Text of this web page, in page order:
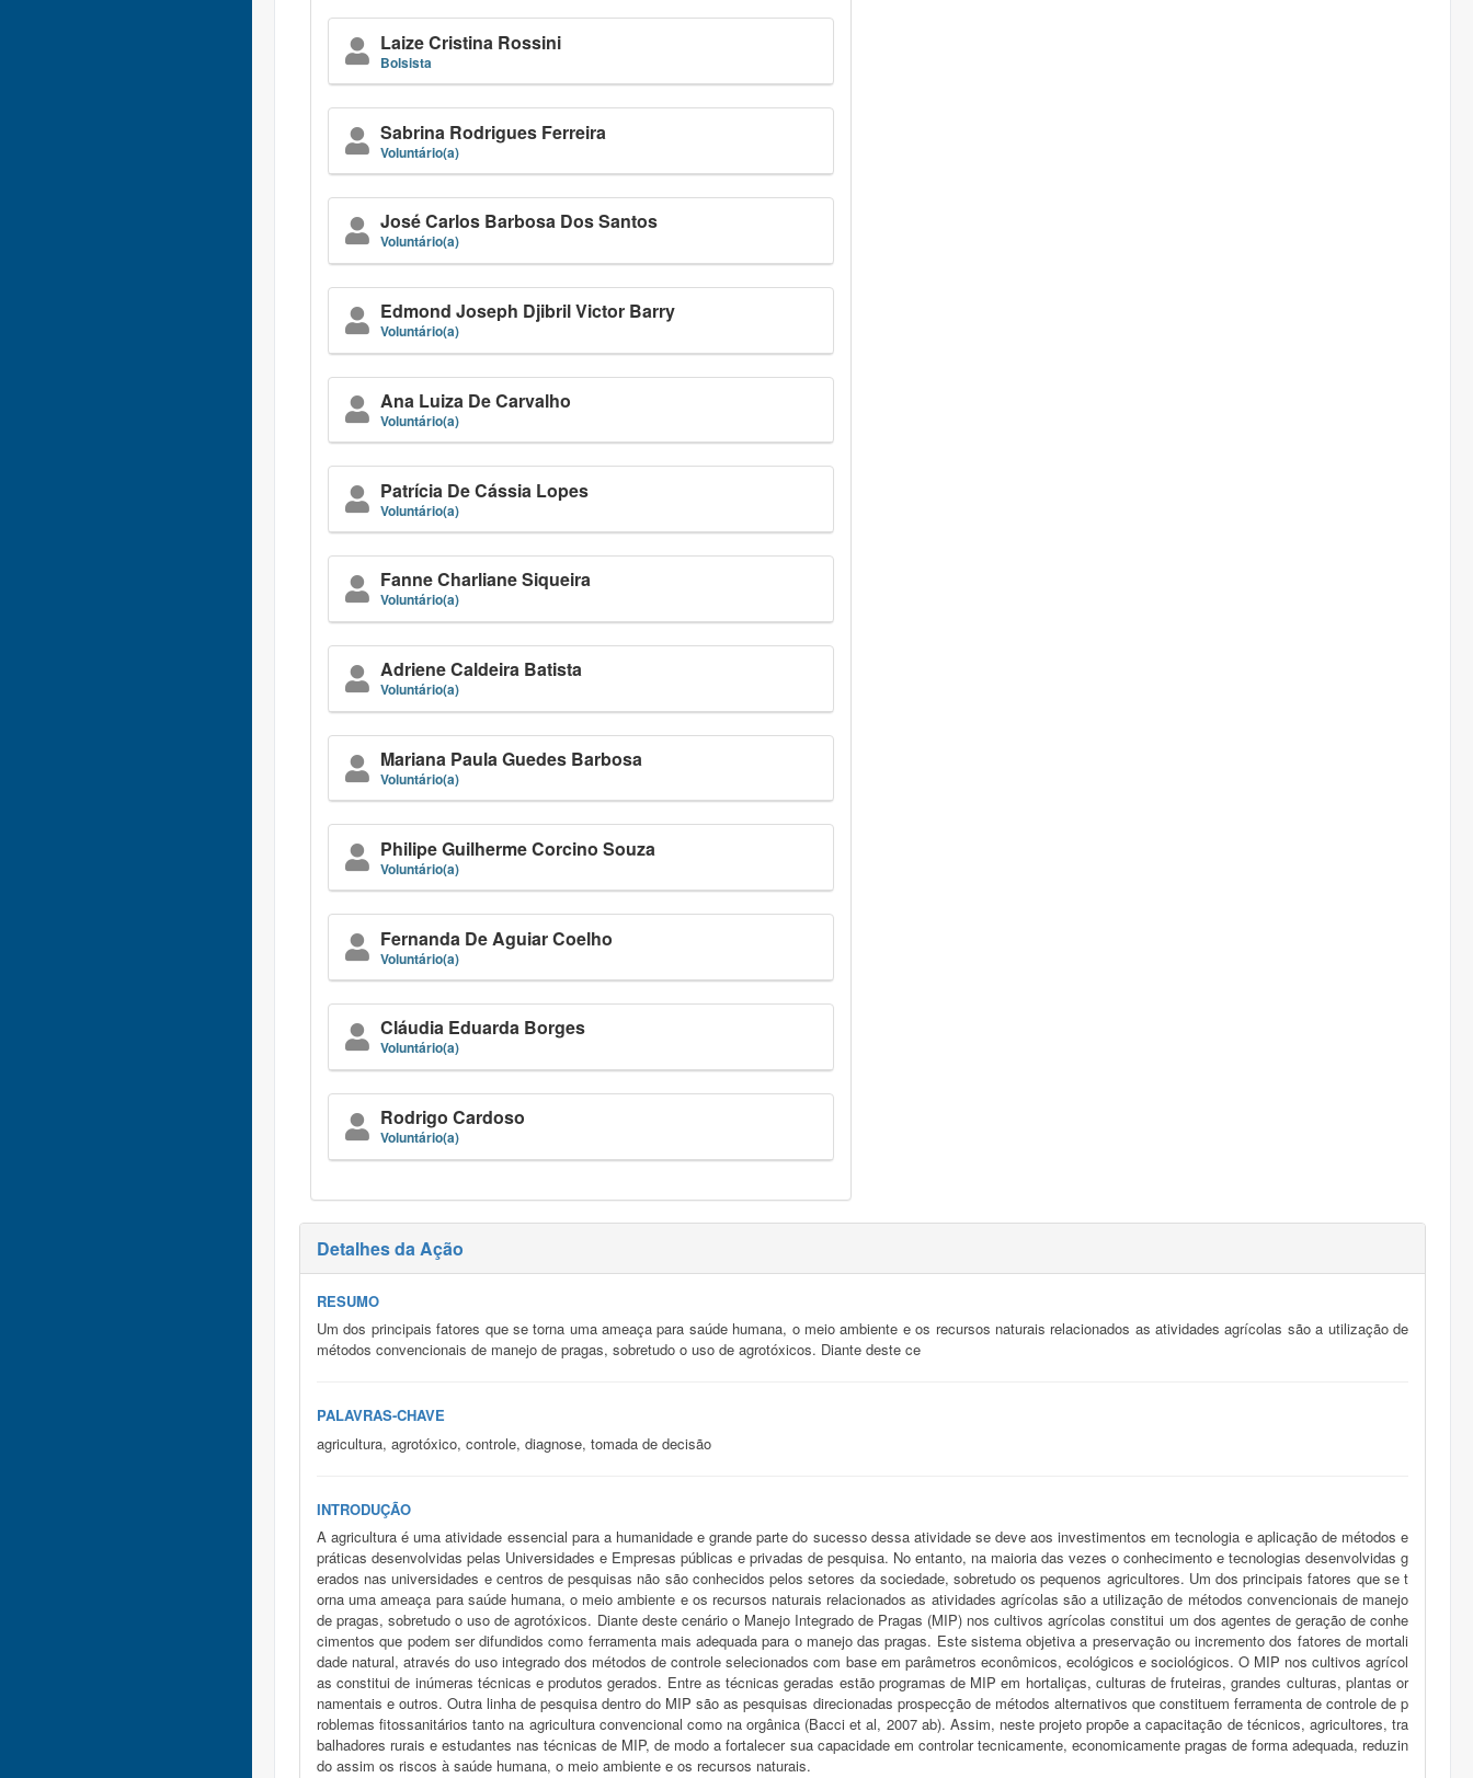
Laize Cristina Rossini
Bolsista
Sabrina Rodrigues Ferreira
Voluntário(a)
José Carlos Barbosa Dos Santos
Voluntário(a)
Edmond Joseph Djibril Victor Barry
Voluntário(a)
Ana Luiza De Carvalho
Voluntário(a)
Patrícia De Cássia Lopes
Voluntário(a)
Fanne Charliane Siqueira
Voluntário(a)
Adriene Caldeira Batista
Voluntário(a)
Mariana Paula Guedes Barbosa
Voluntário(a)
Philipe Guilherme Corcino Souza
Voluntário(a)
Fernanda De Aguiar Coelho
Voluntário(a)
Cláudia Eduarda Borges
Voluntário(a)
Rodrigo Cardoso
Voluntário(a)
Detalhes da Ação
RESUMO
Um dos principais fatores que se torna uma ameaça para saúde humana, o meio ambiente e os recursos naturais relacionados as atividades agrícolas são a utilização de
métodos convencionais de manejo de pragas, sobretudo o uso de agrotóxicos. Diante deste ce
PALAVRAS-CHAVE
agricultura, agrotóxico, controle, diagnose, tomada de decisão
INTRODUÇÃO
A agricultura é uma atividade essencial para a humanidade e grande parte do sucesso dessa atividade se deve aos investimentos em tecnologia e aplicação de métodos e
práticas desenvolvidas pelas Universidades e Empresas públicas e privadas de pesquisa. No entanto, na maioria das vezes o conhecimento e tecnologias desenvolvidas g
erados nas universidades e centros de pesquisas não são conhecidos pelos setores da sociedade, sobretudo os pequenos agricultores. Um dos principais fatores que se t
orna uma ameaça para saúde humana, o meio ambiente e os recursos naturais relacionados as atividades agrícolas são a utilização de métodos convencionais de manejo
de pragas, sobretudo o uso de agrotóxicos. Diante deste cenário o Manejo Integrado de Pragas (MIP) nos cultivos agrícolas constitui um dos agentes de geração de conhe
cimentos que podem ser difundidos como ferramenta mais adequada para o manejo das pragas. Este sistema objetiva a preservação ou incremento dos fatores de mortali
dade natural, através do uso integrado dos métodos de controle selecionados com base em parâmetros econômicos, ecológicos e sociológicos. O MIP nos cultivos agrícol
as constitui de inúmeras técnicas e produtos gerados. Entre as técnicas geradas estão programas de MIP em hortaliças, culturas de fruteiras, grandes culturas, plantas or
namentais e outros. Outra linha de pesquisa dentro do MIP são as pesquisas direcionadas prospecção de métodos alternativos que constituem ferramenta de controle de p
roblemas fitossanitários tanto na agricultura convencional como na orgânica (Bacci et al, 2007 ab). Assim, neste projeto propõe a capacitação de técnicos, agricultores, tra
balhadores rurais e estudantes nas técnicas de MIP, de modo a fortalecer sua capacidade em controlar tecnicamente, economicamente pragas de forma adequada, reduzin
do assim os riscos à saúde humana, o meio ambiente e os recursos naturais.